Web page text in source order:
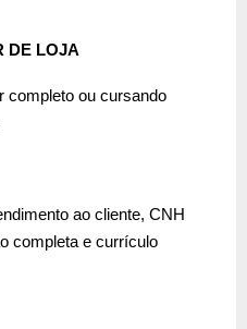
DE LOJA
completo ou cursando
ao cliente, CNH
completa e currículo